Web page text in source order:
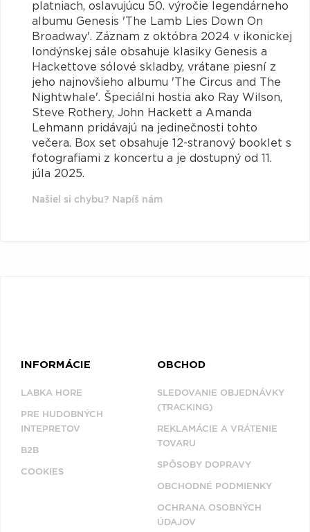
platniach, oslavujúcu 50. výročie legendárneho
albumu Genesis 'The Lamb Lies Down On
Broadway'. Záznam z októbra 2024 v ikonickej
londýnskej sále obsahuje klasiky Genesis a
Hackettove sólové skladby, vrátane piesní z
jeho najnovšieho albumu 'The Circus and The
Nightwhale'. Špeciálni hostia ako Ray Wilson,
Steve Rothery, John Hackett a Amanda
Lehmann pridávajú na jedinečnosti tohto
večera. Box set obsahuje 12-stranový booklet s
fotografiami z koncertu a je dostupný od 11.
júla 2025.
Našiel si chybu? Napíš nám
INFORMÁCIE
LABKA HORE
PRE HUDOBNÝCH
INTEPRETOV
B2B
COOKIES
OBCHOD
SLEDOVANIE OBJEDNÁVKY
(TRACKING)
REKLAMÁCIE A VRÁTENIE
TOVARU
SPÔSOBY DOPRAVY
OBCHODNÉ PODMIENKY
OCHRANA OSOBNÝCH
ÚDAJOV